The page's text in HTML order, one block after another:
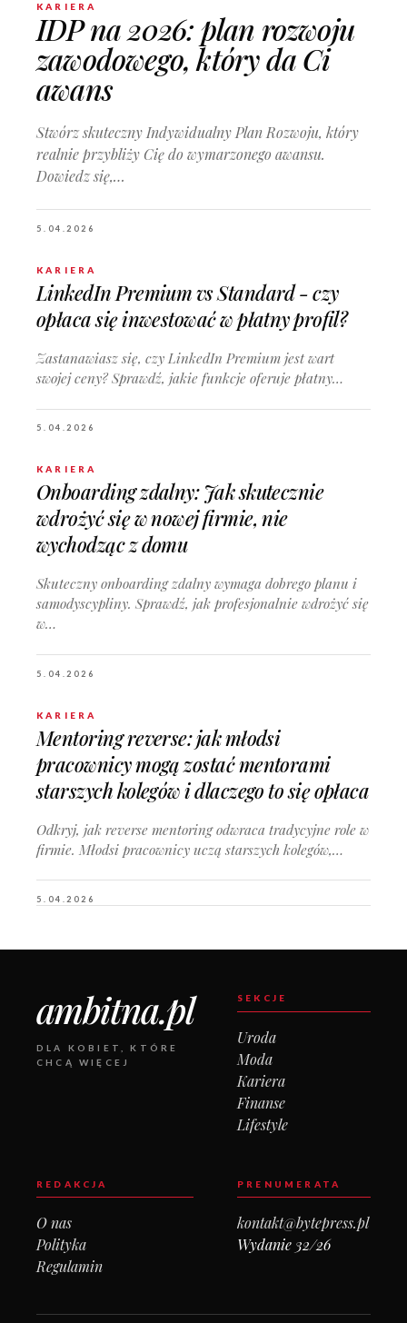
KARIERA
IDP na 2026: plan rozwoju
zawodowego, który da Ci
awans
Stwórz skuteczny Indywidualny Plan Rozwoju, który
realnie przybliży Cię do wymarzonego awansu.
Dowiedz się,…
5.04.2026
KARIERA
LinkedIn Premium vs Standard - czy
opłaca się inwestować w płatny profil?
Zastanawiasz się, czy LinkedIn Premium jest wart
swojej ceny? Sprawdź, jakie funkcje oferuje płatny…
5.04.2026
KARIERA
Onboarding zdalny: Jak skutecznie
wdrożyć się w nowej firmie, nie
wychodząc z domu
Skuteczny onboarding zdalny wymaga dobrego planu i
samodyscypliny. Sprawdź, jak profesjonalnie wdrożyć się
w…
5.04.2026
KARIERA
Mentoring reverse: jak młodsi
pracownicy mogą zostać mentorami
starszych kolegów i dlaczego to się opłaca
Odkryj, jak reverse mentoring odwraca tradycyjne role w
firmie. Młodsi pracownicy uczą starszych kolegów,…
5.04.2026
ambitna.pl
DLA KOBIET, KTÓRE
CHCĄ WIĘCEJ
SEKCJE
Uroda
Moda
Kariera
Finanse
Lifestyle
REDAKCJA
O nas
Polityka
Regulamin
PRENUMERATA
kontakt@bytepress.pl
Wydanie 32/26